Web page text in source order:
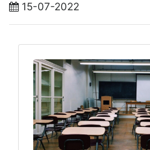
15-07-2022